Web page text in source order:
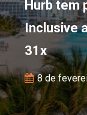
Hurb tem
Inclusive
31x
8 de